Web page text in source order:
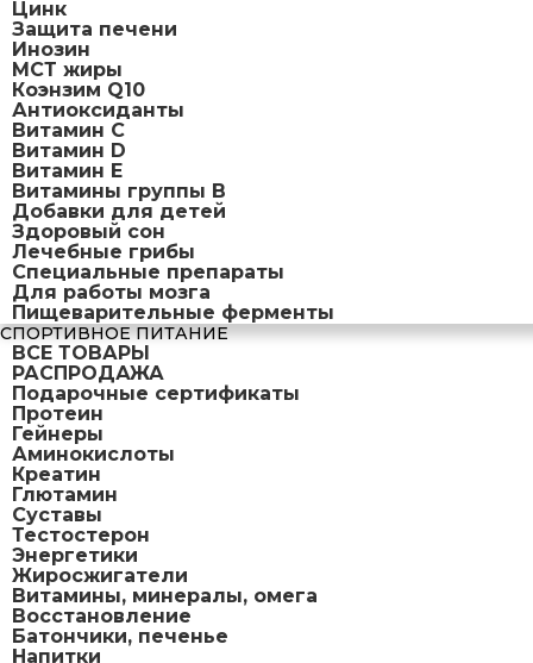
Цинк
Защита печени
Инозин
МСТ жиры
Коэнзим Q10
Антиоксиданты
Витамин С
Витамин D
Витамин Е
Витамины группы B
Добавки для детей
Здоровый сон
Лечебные грибы
Специальные препараты
Для работы мозга
Пищеварительные ферменты
СПОРТИВНОЕ ПИТАНИЕ
ВСЕ ТОВАРЫ
РАСПРОДАЖА
Подарочные сертификаты
Протеин
Гейнеры
Аминокислоты
Креатин
Глютамин
Суставы
Тестостерон
Энергетики
Жиросжигатели
Витамины, минералы, омега
Восстановление
Батончики, печенье
Напитки